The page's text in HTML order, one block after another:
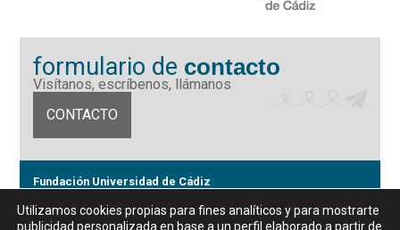
formulario de contacto
Visítanos, escríbenos, llámanos
CONTACTO
Fundación Universidad de Cádiz
CIF: G11442167
Utilizamos cookies propias para fines analíticos y para mostrarte
publicidad personalizada en base a un perfil elaborado a partir de